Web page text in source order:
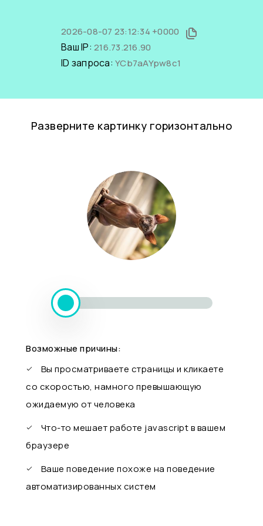
2026-08-07 23:12:34 +0000
Ваш IP: 216.73.216.90
ID запроса: YCb7aAYpw8c1
Разверните картинку горизонтально
Возможные причины:
Вы просматриваете страницы и кликаете
со скоростью, намного превышающую
ожидаемую от человека
Что-то мешает работе javascript в вашем
браузере
Ваше поведение похоже на поведение
автоматизированных систем